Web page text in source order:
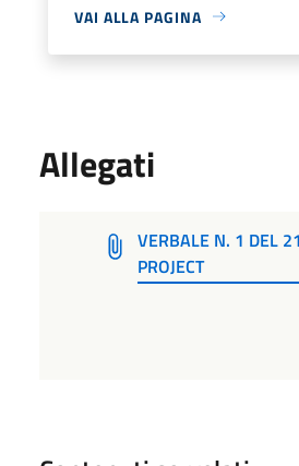
VAI ALLA PAGINA
Allegati
VERBALE N. 1 DEL
PROJECT